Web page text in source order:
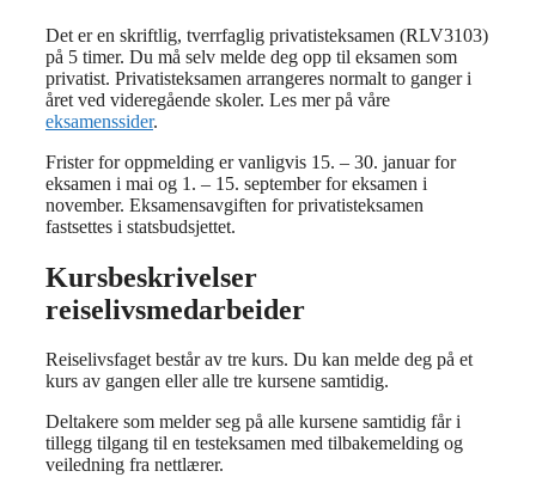
Det er en skriftlig, tverrfaglig privatisteksamen (RLV3103)
på 5 timer. Du må selv melde deg opp til eksamen som
privatist. Privatisteksamen arrangeres normalt to ganger i
året ved videregående skoler. Les mer på våre
eksamenssider.
Frister for oppmelding er vanligvis 15. – 30. januar for
eksamen i mai og 1. – 15. september for eksamen i
november. Eksamensavgiften for privatisteksamen
fastsettes i statsbudsjettet.
Kursbeskrivelser
reiselivsmedarbeider
Reiselivsfaget består av tre kurs. Du kan melde deg på et
kurs av gangen eller alle tre kursene samtidig.
Deltakere som melder seg på alle kursene samtidig får i
tillegg tilgang til en testeksamen med tilbakemelding og
veiledning fra nettlærer.